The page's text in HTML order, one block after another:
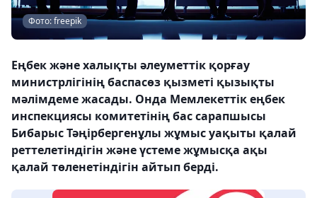
Фото: freepik
Еңбек және халықты әлеуметтік қорғау
министрлігінің баспасөз қызметі қызықты
мәлімдеме жасады. Онда Мемлекеттік еңбек
инспекциясы комитетінің бас сарапшысы
Бибарыс Тәңірбергенұлы жұмыс уақыты қалай
реттелетіндігін және үстеме жұмысқа ақы
қалай төленетіндігін айтып берді.